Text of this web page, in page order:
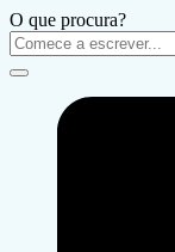
O que procura?